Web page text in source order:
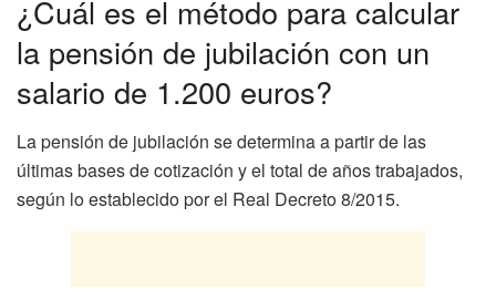
¿Cuál es el método para calcular
la pensión de jubilación con un
salario de 1.200 euros?
La pensión de jubilación se determina a partir de las
últimas bases de cotización y el total de años trabajados,
según lo establecido por el Real Decreto 8/2015.